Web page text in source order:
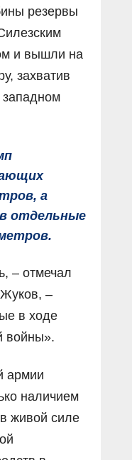
резервы
и вышли на
захватив
а
отдельные
– отмечал
–
в ходе
войны».
армии
наличием
живой силе